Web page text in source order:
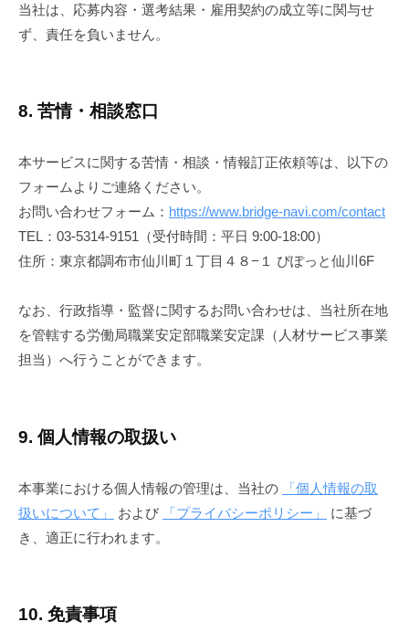
当社は、応募内容・選考結果・雇用契約の成立等に関与せ
ず、責任を負いません。
8. 苦情・相談窓口
本サービスに関する苦情・相談・情報訂正依頼等は、以下の
フォームよりご連絡ください。
お問い合わせフォーム： https://www.bridge-navi.com/contact
TEL：03-5314-9151（受付時間：平日 9:00-18:00）
住所：東京都調布市仙川町１丁目４８−１ ぴぽっと仙川6F
なお、行政指導・監督に関するお問い合わせは、当社所在地
を管轄する労働局職業安定部職業安定課（人材サービス事業
担当）へ行うことができます。
9. 個人情報の取扱い
本事業における個人情報の管理は、当社の
「個人情報の取
扱いについて」
および 「プライバシーポリシー」
に基づ
き、適正に行われます。
10. 免責事項